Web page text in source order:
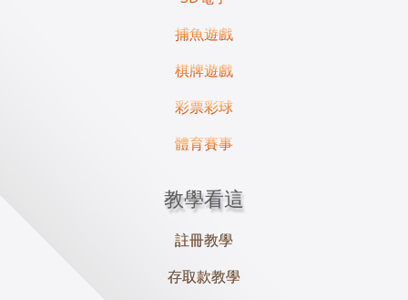
捕魚遊戲
棋牌遊戲
彩票彩球
體育賽事
教學看這
註冊教學
存取款教學